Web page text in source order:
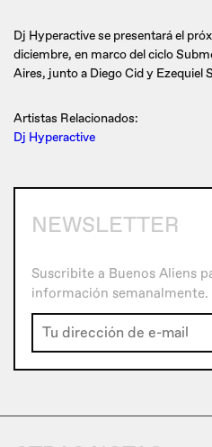
Dj Hyperactive se presentará el
diciembre, en marco del ciclo
Aires, junto a Diego Cid y Ezequiel
Artistas Relacionados:
Dj Hyperactive
NEWSLETTER
Suscribite a Buenos Aliens
información semanalmente.